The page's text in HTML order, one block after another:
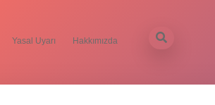
Yasal Uyarı Hakkımızda